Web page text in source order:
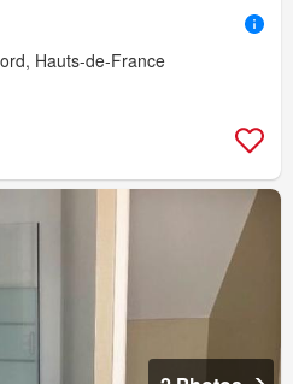
Hauts-de-France